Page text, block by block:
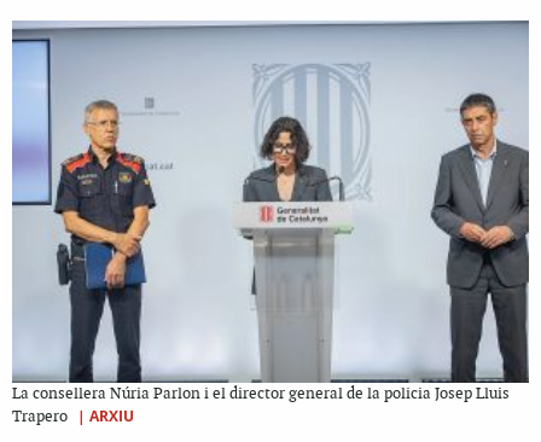
La consellera Núria Parlon i el director general de la policia Josep Lluis
Trapero
| ARXIU